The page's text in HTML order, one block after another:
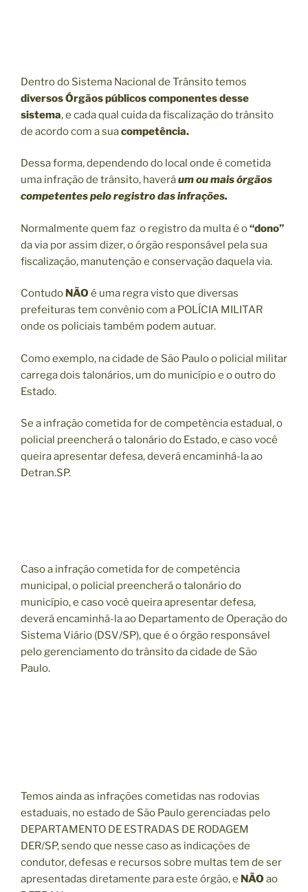
Dentro do Sistema Nacional de Trânsito temos
diversos Órgãos públicos componentes desse
sistema, e cada qual cuida da fiscalização do trânsito
de acordo com a suacompetência.
Dessa forma, dependendo do local onde é cometida
uma infração de trânsito, haveráum ou mais órgãos
competentes pelo registro das infrações.
Normalmente quem faz o registro da multa é o“dono”
da via por assim dizer, o órgão responsável pela sua
fiscalização, manutenção e conservação daquela via.
Contudo NÃO é uma regra visto que diversas
prefeituras tem convênio com a POLÍCIA MILITAR
onde os policiais também podem autuar.
Como exemplo, na cidade de São Paulo o policial militar
carrega dois talonários, um do município e o outro do
Estado.
Se a infração cometida for de competência estadual, o
policial preencherá o talonário do Estado, e caso você
queira apresentar defesa, deverá encaminhá-la ao
Detran.SP.
Caso a infração cometida for de competência
municipal, o policial preencherá o talonário do
município, e caso você queira apresentar defesa,
deverá encaminhá-la ao Departamento de Operação do
Sistema Viário (DSV/SP), que é o órgão responsável
pelo gerenciamento do trânsito da cidade de São
Paulo.
Temos ainda as infrações cometidas nas rodovias
estaduais, no estado de São Paulo gerenciadas pelo
DEPARTAMENTO DE ESTRADAS DE RODAGEM
DER/SP, sendo que nesse caso as indicações de
condutor, defesas e recursos sobre multas tem de ser
apresentadas diretamente para este órgão, e NÃO ao